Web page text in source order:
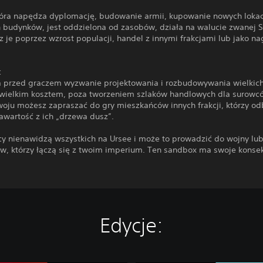
napędza dyplomację, budowanie armii, kupowanie nowych
budynków, jest oddzielona od zasobów, działa na walucie zwanej
je poprzez wzrost populacji, handel z innymi frakcjami lub jako
przed graczem wyzwanie projektowania i rozbudowywania
kosztem, poza tworzeniem szlaków handlowych dla
możesz zapraszać do gry mieszkańców innych frakcji, którzy
z ich „drzewa dusz”.
nienawidzą wszystkich na Ursee i może to prowadzić do wojny
którzy łączą się z twoim imperium. Ten sandbox ma swoje
Edycje: